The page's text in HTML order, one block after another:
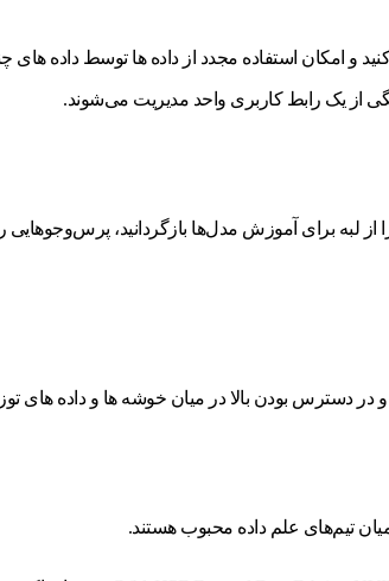
استفاده مجدد از داده ها توسط داده های
از لبه برای آموزش مدل‌ها بازگردانید، پرس‌و‌جوهایی